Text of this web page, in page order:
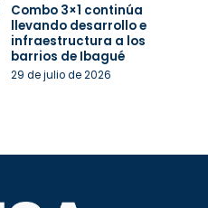
Combo 3×1 continúa
llevando desarrollo e
infraestructura a los
barrios de Ibagué
29 de julio de 2026